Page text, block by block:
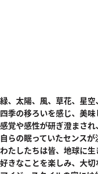
緑、太陽、風、草花、星空
四季の移ろいを感じ、美味
感覚や感性が研ぎ澄まされ、
自らの眠っていたセンスが
わたしたちは皆、地球に生
好きなことを楽しみ、大切